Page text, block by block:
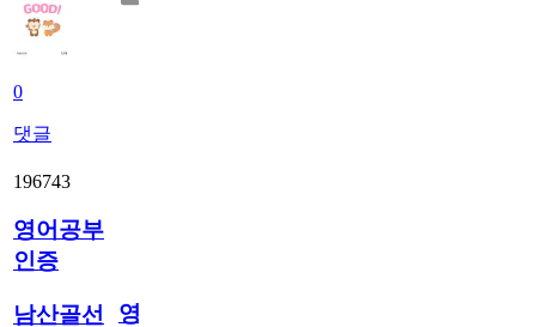
0
댓글
196743
영어공부
인증
남산골선
영